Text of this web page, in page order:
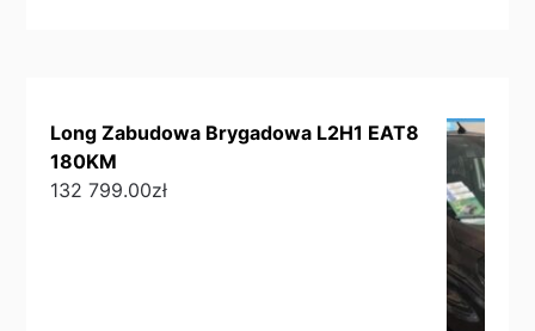
Long Zabudowa Brygadowa L2H1 EAT8
180KM
132 799.00zł